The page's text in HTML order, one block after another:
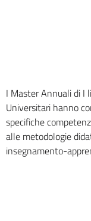
I Master Annuali di I
Universitari hanno
specifiche
alle metodologie
insegnamento-